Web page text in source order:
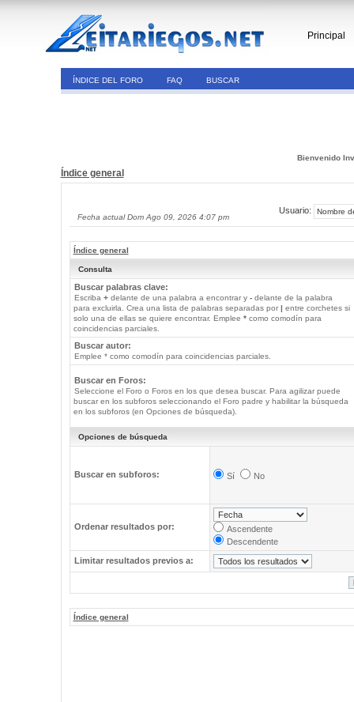
Principal
ÍNDICE DEL FORO FAQ BUSCAR
Bienvenido
Índice general
Fecha actual Dom Ago 09, 2026 4:07 pm
Usuario:
Índice general
Consulta
Buscar palabras clave:
Escriba +delante de una palabra a encontrar y -delante de la palabra
para excluirla. Crea una lista de palabras separadas por | entre corchetes si
solo una de ellas se quiere encontrar. Emplee *como comodín para
coincidencias parciales.
Buscar autor:
Emplee * como comodín para coincidencias parciales.
Buscar en Foros:
Seleccione el Foro o Foros en los que desea buscar. Para agilizar puede
buscar en los subforos seleccionando el Foro padre y habilitar la búsqueda
en los subforos (en Opciones de búsqueda).
Opciones de búsqueda
Buscar en subforos: Sí No
Ordenar resultados por:
Ascendente
Descendente
Limitar resultados previos a:
Índice general